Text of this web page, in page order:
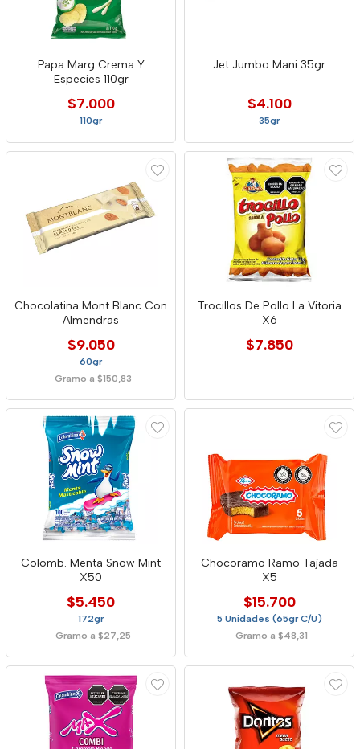
Papa Marg Crema Y
Especies 110gr
$7.000
110gr
Jet Jumbo Mani 35gr
$4.100
35gr
Chocolatina Mont Blanc Con
Almendras
$9.050
60gr
Gramo a $150,83
Trocillos De Pollo La Vitoria
X6
$7.850
Colomb. Menta Snow Mint
X50
$5.450
172gr
Gramo a $27,25
Chocoramo Ramo Tajada
X5
$15.700
5 Unidades (65gr C/U)
Gramo a $48,31